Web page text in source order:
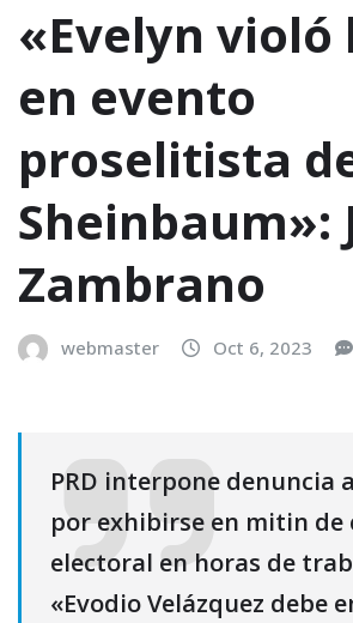
«Evelyn violó
en evento
proselitista
Sheinbaum»:
Zambrano
webmaster Oct 6, 2023
PRD interpone denuncia
por exhibirse en mitin de
electoral en horas de
«Evodio Velázquez debe